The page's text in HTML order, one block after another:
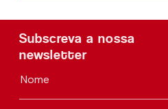
Subscreva a nossa
newsletter
Nome